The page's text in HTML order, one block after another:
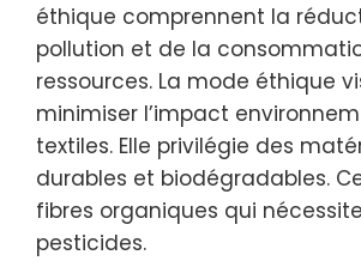
éthique comprennent la
pollution et de la
ressources. La mode éthique
minimiser l’impact
textiles. Elle privilégie des
durables et biodégradables.
fibres organiques qui
pesticides.